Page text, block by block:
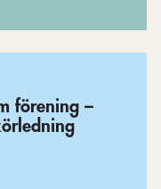
förening –